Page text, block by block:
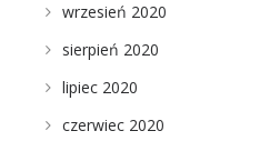
wrzesień 2020
sierpień 2020
lipiec 2020
czerwiec 2020